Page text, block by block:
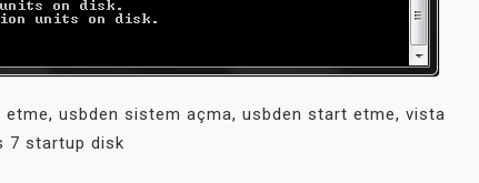
etme, usbden sistem açma, usbden start etme, vista
7 startup disk